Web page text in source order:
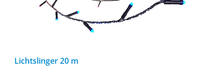
Lichtslinger 20 m